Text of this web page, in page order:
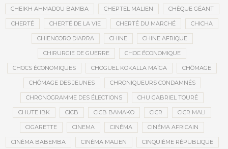
CHEIKH AHMADOU BAMBA CHEPTEL MALIEN CHÈQUE GÉANT
CHERTÉ CHERTÉ DE LA VIE CHERTÉ DU MARCHÉ CHICHA
CHIENCORO DIARRA CHINE CHINE AFRIQUE
CHIRURGIE DE GUERRE CHOC ÉCONOMIQUE
CHOCS ÉCONOMIQUES CHOGUEL KOKALLA MAÏGA CHÔMAGE
CHÔMAGE DES JEUNES CHRONIQUEURS CONDAMNÉS
CHRONOGRAMME DES ÉLECTIONS CHU GABRIEL TOURÉ
CHUTE IBK CICB CICB BAMAKO CICR CICR MALI
CIGARETTE CINEMA CINÉMA CINÉMA AFRICAIN
CINÉMA BABEMBA CINÉMA MALIEN CINQUIÈME RÉPUBLIQUE